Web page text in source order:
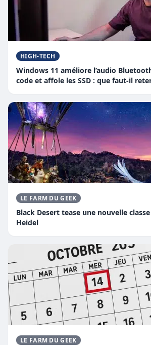
HIGH-TECH
Windows 11 améliore l’audio
code et affole les SSD : que faut-il
LE FARM DU GEEK
Black Desert tease une nouvelle
Heidel
LE FARM DU GEEK